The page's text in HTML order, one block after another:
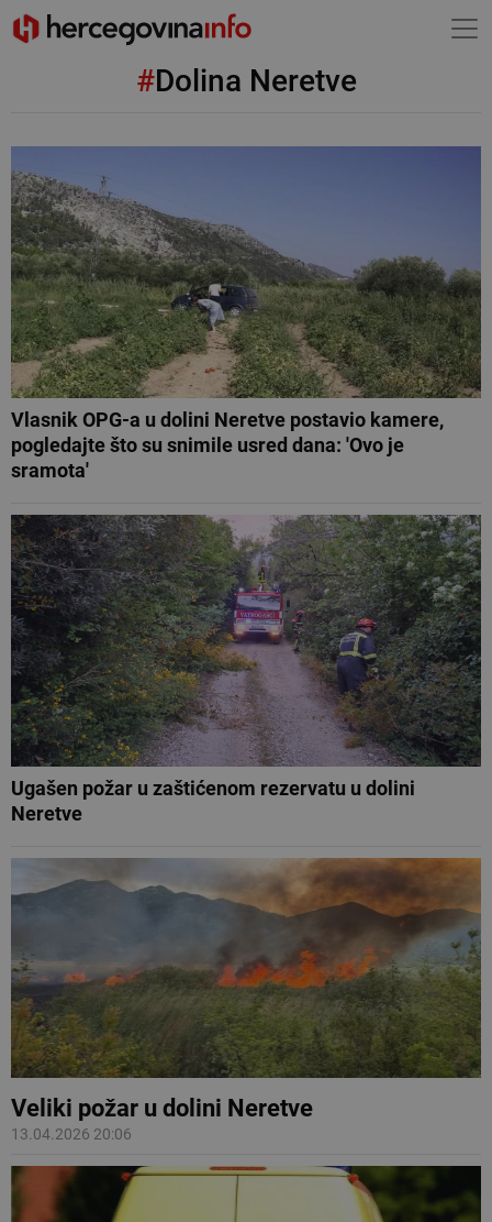
#Dolina Neretve
Vlasnik OPG-a u dolini Neretve postavio kamere,
pogledajte što su snimile usred dana: 'Ovo je
sramota'
Ugašen požar u zaštićenom rezervatu u dolini
Neretve
Veliki požar u dolini Neretve
13.04.2026 20:06